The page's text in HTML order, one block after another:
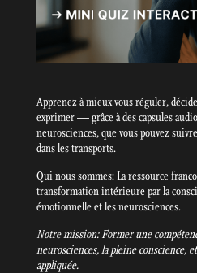
Apprenez à mieux vous réguler,
exprimer — grâce à des capsules
neurosciences, que vous pouvez
dans les transports.
Qui nous sommes: La ressource
transformation intérieure par la
émotionnelle et les neurosciences.
Notre mission: Former une
neurosciences, la pleine conscience,
appliquée.